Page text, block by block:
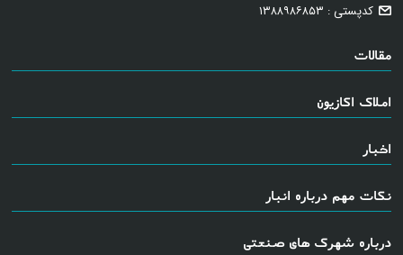
کدپستی : ۱۳۸۸۹۸۶۸۵۳
مقالات
املاک اکازیون
اخبار
نکات مهم درباره انبار
درباره شهرک های صنعتی